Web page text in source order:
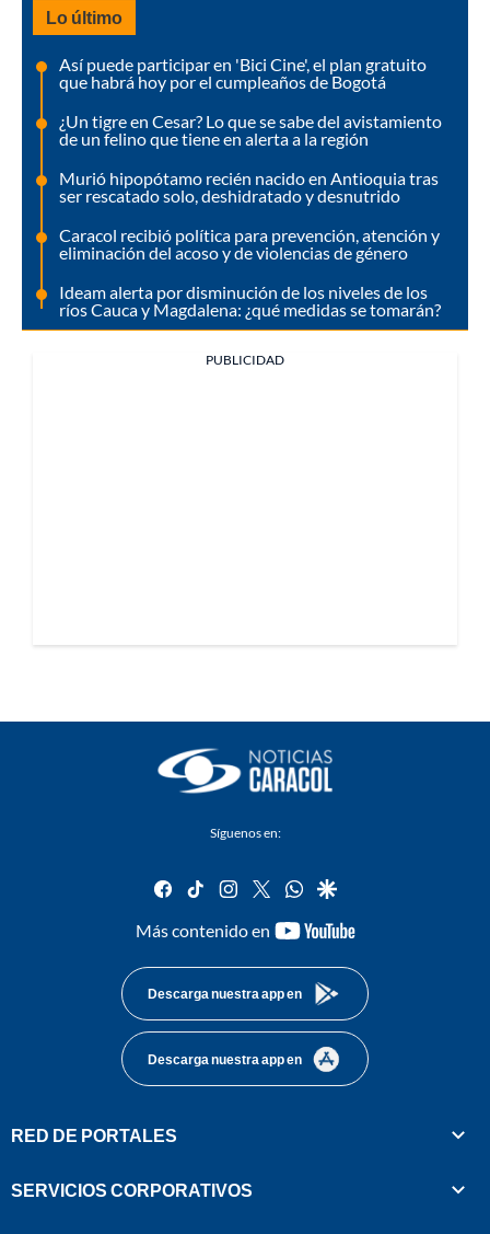
Lo último
Así puede participar en 'Bici Cine', el plan gratuito
que habrá hoy por el cumpleaños de Bogotá
¿Un tigre en Cesar? Lo que se sabe del avistamiento
de un felino que tiene en alerta a la región
Murió hipopótamo recién nacido en Antioquia tras
ser rescatado solo, deshidratado y desnutrido
Caracol recibió política para prevención, atención y
eliminación del acoso y de violencias de género
Ideam alerta por disminución de los niveles de los
ríos Cauca y Magdalena: ¿qué medidas se tomarán?
PUBLICIDAD
Síguenos en:
facebook
tiktok instagram
twitterwhatsapp
google
Más contenido en
youtube-
Descarga nuestra app en
Descarga nuestra app en
RED DE PORTALES
SERVICIOS CORPORATIVOS